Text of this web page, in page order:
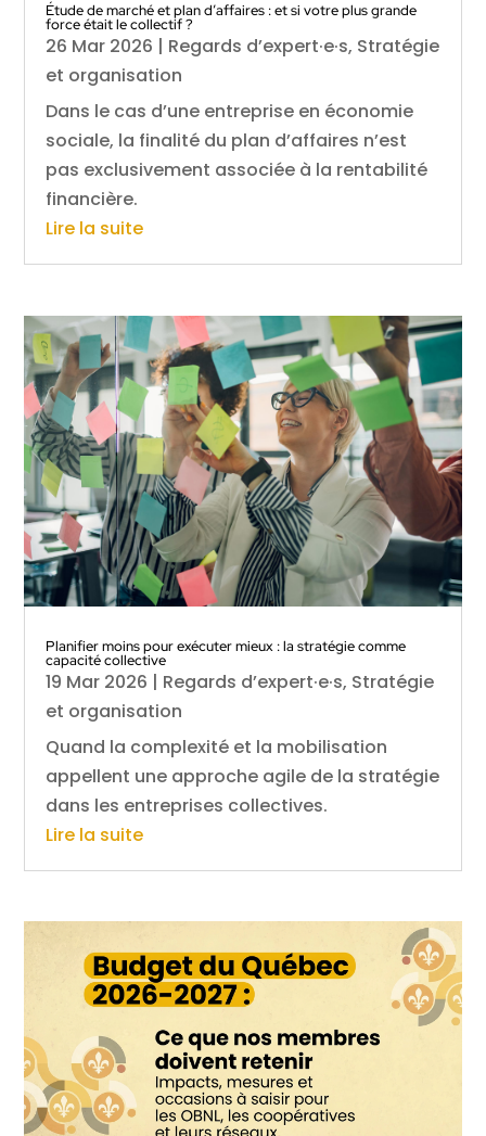
Étude de marché et plan d’affaires : et si votre plus grande
force était le collectif ?
26 Mar 2026 | Regards d’expert·e·s, Stratégie
et organisation
Dans le cas d’une entreprise en économie
sociale, la finalité du plan d’affaires n’est
pas exclusivement associée à la rentabilité
financière.
Lire la suite
Planifier moins pour exécuter mieux : la stratégie comme
capacité collective
19 Mar 2026 | Regards d’expert·e·s, Stratégie
et organisation
Quand la complexité et la mobilisation
appellent une approche agile de la stratégie
dans les entreprises collectives.
Lire la suite